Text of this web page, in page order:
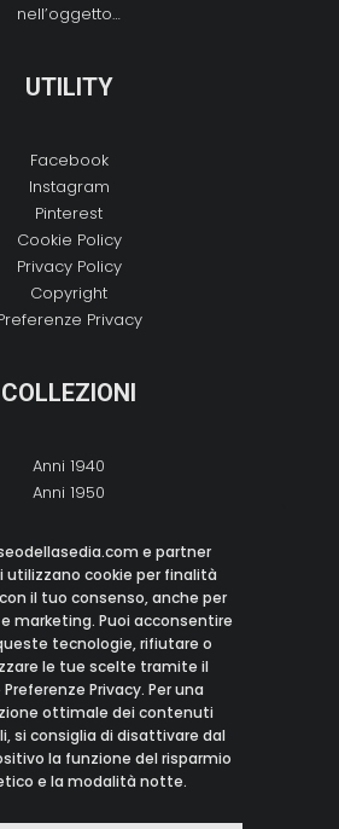
nell’oggetto…
UTILITY
Facebook
Instagram
Pinterest
Cookie Policy
Privacy Policy
Copyright
Privacy
COLLEZIONI
Anni 1940
Anni 1950
Anni 1970
Anni 1980
Anni 1990
Anni 2000
CONTATTI
e partner
utilizzano cookie per finalità
il tuo consenso, anche per
marketing. Puoi acconsentire
tecnologie, rifiutare o
le tue scelte tramite il
Privacy. Per una
ottimale dei contenuti
si consiglia di disattivare dal
la funzione del risparmio
e la modalità notte.